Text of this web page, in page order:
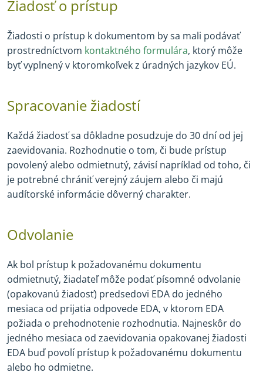
Žiadosť o prístup
Žiadosti o prístup k dokumentom by sa mali podávať
prostredníctvom kontaktného formulára, ktorý môže
byť vyplnený v ktoromkoľvek z úradných jazykov EÚ.
Spracovanie žiadostí
Každá žiadosť sa dôkladne posudzuje do 30 dní od jej
zaevidovania. Rozhodnutie o tom, či bude prístup
povolený alebo odmietnutý, závisí napríklad od toho, či
je potrebné chrániť verejný záujem alebo či majú
audítorské informácie dôverný charakter.
Odvolanie
Ak bol prístup k požadovanému dokumentu
odmietnutý, žiadateľ môže podať písomné odvolanie
(opakovanú žiadosť) predsedovi EDA do jedného
mesiaca od prijatia odpovede EDA, v ktorom EDA
požiada o prehodnotenie rozhodnutia. Najneskôr do
jedného mesiaca od zaevidovania opakovanej žiadosti
EDA buď povolí prístup k požadovanému dokumentu
alebo ho odmietne.